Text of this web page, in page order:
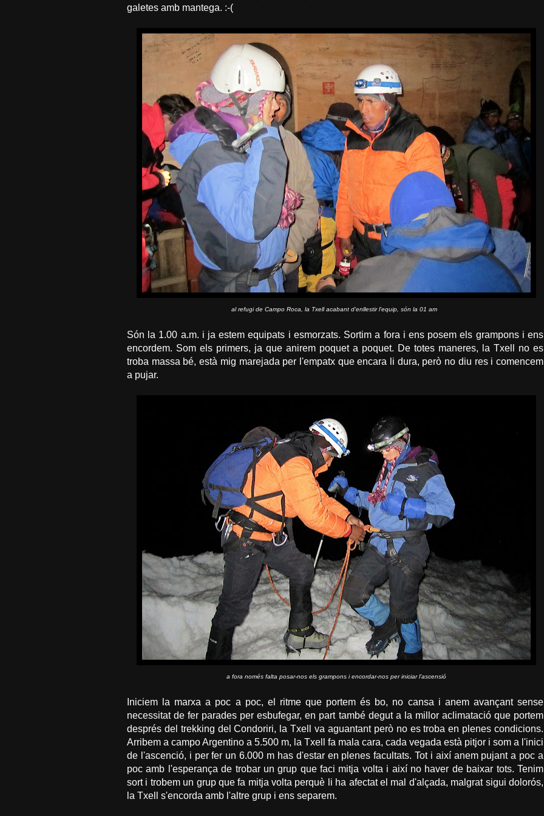
galetes amb mantega. :-(
al refugi de Campo Roca, la Txell acabant d'enllestir l'equip, són la 01 am
Són la 1.00 a.m. i ja estem equipats i esmorzats. Sortim a fora i ens posem els grampons i ens
encordem. Som els primers, ja que anirem poquet a poquet. De totes maneres, la Txell no es
troba massa bé, està mig marejada per l'empatx que encara li dura, però no diu res i comencem
a pujar.
a fora només falta posar-nos els grampons i encordar-nos per iniciar l'ascensió
Iniciem la marxa a poc a poc, el ritme que portem és bo, no cansa i anem avançant sense
necessitat de fer parades per esbufegar, en part també degut a la millor aclimatació que portem
després del trekking del Condoriri, la Txell va aguantant però no es troba en plenes condicions.
Arribem a campo Argentino a 5.500 m, la Txell fa mala cara, cada vegada està pitjor i som a l'inici
de l'ascenció, i per fer un 6.000 m has d'estar en plenes facultats. Tot i així anem pujant a poc a
poc amb l'esperança de trobar un grup que faci mitja volta i així no haver de baixar tots. Tenim
sort i trobem un grup que fa mitja volta perquè li ha afectat el mal d'alçada, malgrat sigui dolorós,
la Txell s'encorda amb l'altre grup i ens separem.